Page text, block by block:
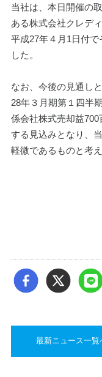
当社は、本日開催の
ある株式会社クレデ
平成27年４月1日付
した。
なお、今後の見通し
28年３月期第１四半
係会社株式売却益
する見込みとなり、
軽微であるものと考
最新ニュース一覧